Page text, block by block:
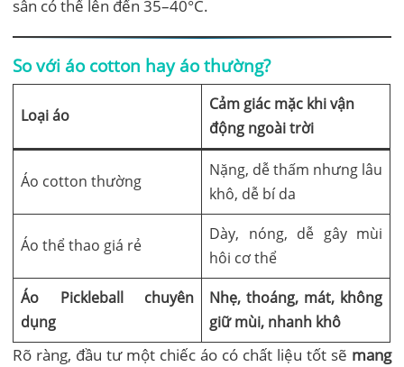
sân có thể lên đến 35–40°C.
So với áo cotton hay áo thường?
Loại áo
Cảm giác mặc khi vận
động ngoài trời
Áo cotton thường
Nặng, dễ thấm nhưng lâu
khô, dễ bí da
Áo thể thao giá rẻ
Dày, nóng, dễ gây mùi
hôi cơ thể
Áo Pickleball chuyên
dụng
Nhẹ, thoáng, mát, không
giữ mùi, nhanh khô
Rõ ràng, đầu tư một chiếc áo có chất liệu tốt sẽ mang